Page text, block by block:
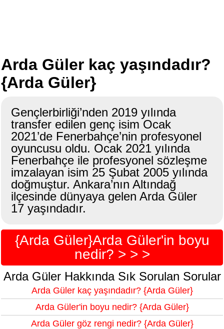
Arda Güler kaç yaşındadır?
{Arda Güler}
Gençlerbirliği’nden 2019 yılında
transfer edilen genç isim Ocak
2021’de Fenerbahçe’nin profesyonel
oyuncusu oldu. Ocak 2021 yılında
Fenerbahçe ile profesyonel sözleşme
imzalayan isim 25 Şubat 2005 yılında
doğmuştur. Ankara’nın Altındağ
ilçesinde dünyaya gelen Arda Güler
17 yaşındadır.
{Arda Güler}Arda Güler'in boyu
nedir? > > >
Arda Güler Hakkında Sık Sorulan Sorular
Arda Güler kaç yaşındadır? {Arda Güler}
Arda Güler'in boyu nedir? {Arda Güler}
Arda Güler göz rengi nedir? {Arda Güler}